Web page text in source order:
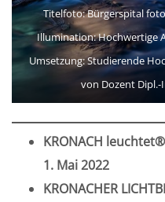
Titelfoto: Bürgerspital
Illumination: Hochwertige
Umsetzung: Studierende
von Dozent Dipl.-
KRONACH
1. Mai 2022
KRONACHER